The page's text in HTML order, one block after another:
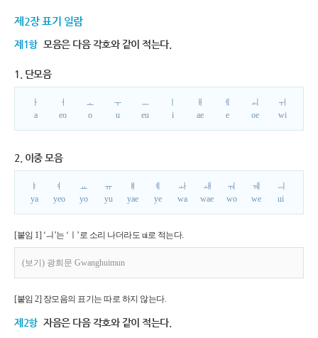
제2장 표기 일람
제1항 모음은 다음 각호와 같이 적는다.
1. 단모음
ㅏ
a
ㅓ
eo
ㅗ
o
ㅜ
u
ㅡ
eu
i
ㅐ
ae
ㅔ
e
ㅚ
oe
ㅟ
wi
2. 이중 모음
ㅑ
ya
ㅕ
yeo
ㅛ
yo
ㅠ
yu
ㅒ
yae
ㅖ
ye
ㅘ
wa
ㅙ
wae
ㅝ
wo
ㅞ
we
ㅢ
ui
[붙임 1] ‘ㅢ’는 ‘ㅣ’로 소리 나더라도 ui로 적는다.
(보기) 광희문 Gwanghuimun
[붙임 2] 장모음의 표기는 따로 하지 않는다.
제2항 자음은 다음 각호와 같이 적는다.